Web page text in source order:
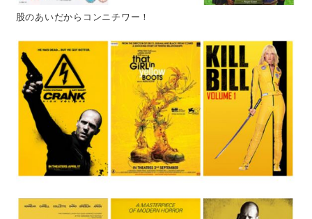
股のあいだからコンニチワー！